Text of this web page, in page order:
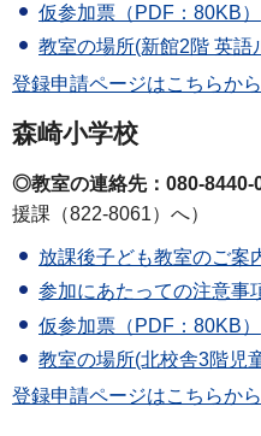
仮参加票（PDF：80KB）
教室の場所(新館2階 英語
登録申請ページはこちらか
森崎小学校
◎教室の連絡先：080-8440-
援課（822-8061）へ）
放課後子ども教室のご案
参加にあたっての注意事
仮参加票（PDF：80KB）
教室の場所(北校舎3階児
登録申請ページはこちらか